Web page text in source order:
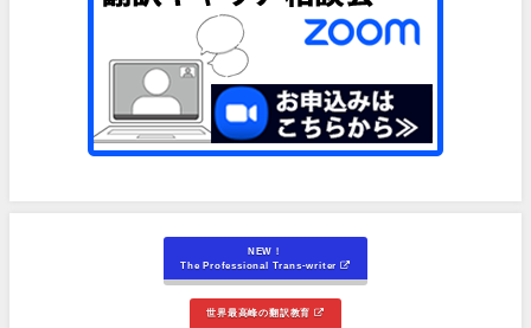
NEW！
The Professional Trans-writer
世界最高峰の翻訳教育